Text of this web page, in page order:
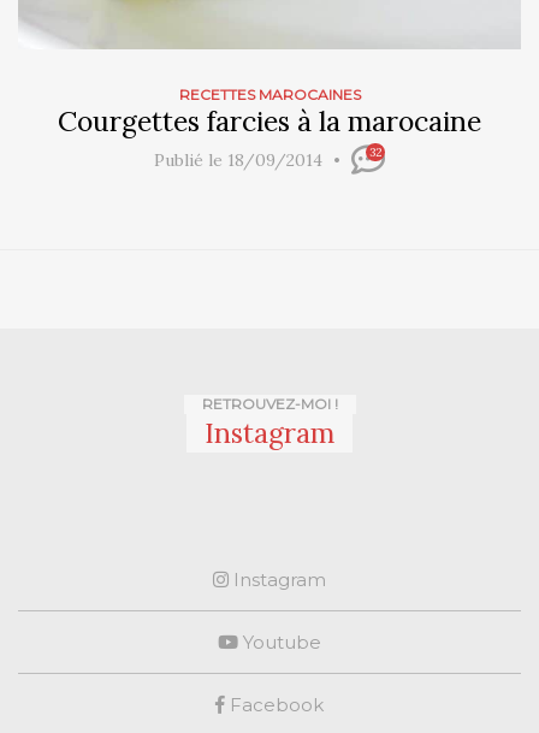
RECETTES MAROCAINES
Courgettes farcies à la marocaine
Publié le 18/09/2014 32
RETROUVEZ-MOI !
Instagram
Instagram
Youtube
Facebook